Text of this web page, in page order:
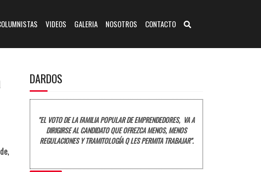
VIDEOS GALERIA NOSOTROS CONTACTO
DARDOS
"EL VOTO DE LA FAMILIA POPULAR DE EMPRENDEDORES, VA A
DIRIGIRSE AL CANDIDATO QUE OFREZCA MENOS, MENOS
REGULACIONES Y TRAMITOLOGÍA Q LES PERMITA TRABAJAR".